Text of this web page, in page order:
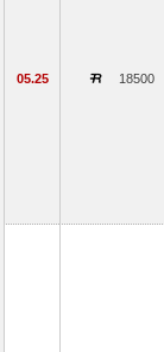
05.25 18500